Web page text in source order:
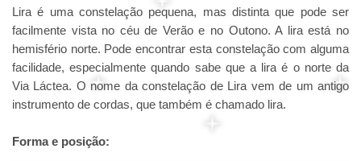
Lira é uma constelação pequena, mas distinta que pode ser
facilmente vista no céu de Verão e no Outono. A lira está no
hemisfério norte. Pode encontrar esta constelação com alguma
facilidade, especialmente quando sabe que a lira é o norte da
Via Láctea. O nome da constelação de Lira vem de um antigo
instrumento de cordas, que também é chamado lira.
Forma e posição: